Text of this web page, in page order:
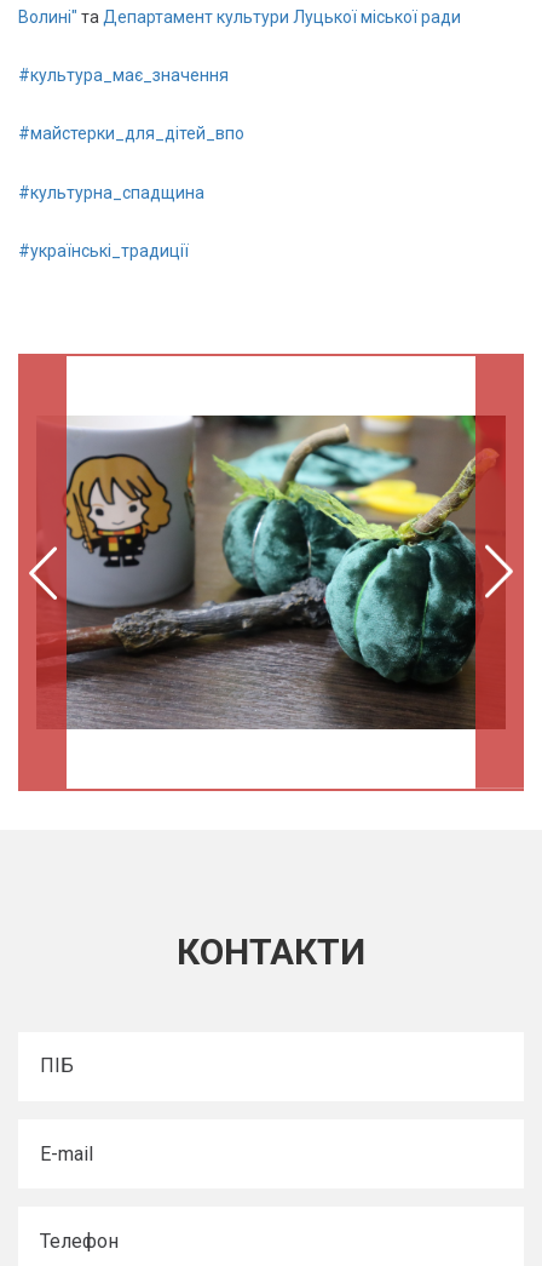
Волині" та Департамент культури Луцької міської ради
#культура_має_значення
#майстерки_для_дітей_впо
#культурна_спадщина
#українські_традиції
КОНТАКТИ